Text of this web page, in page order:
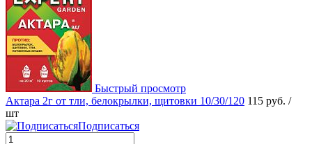
Быстрый просмотр
Актара 2г от тли, белокрылки, щитовки 10/30/120 115 руб. /
шт
Подписаться